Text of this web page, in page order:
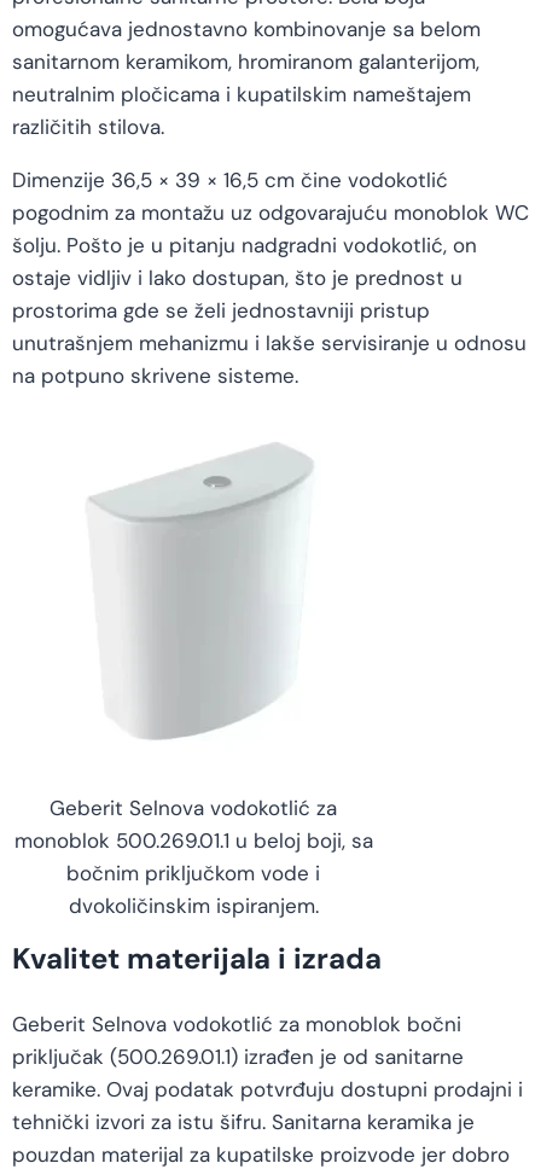
omogućava jednostavno kombinovanje sa belom
sanitarnom keramikom, hromiranom galanterijom,
neutralnim pločicama i kupatilskim nameštajem
različitih stilova.
Dimenzije 36,5 × 39 × 16,5 cm čine vodokotlić
pogodnim za montažu uz odgovarajuću monoblok WC
šolju. Pošto je u pitanju nadgradni vodokotlić, on
ostaje vidljiv i lako dostupan, što je prednost u
prostorima gde se želi jednostavniji pristup
unutrašnjem mehanizmu i lakše servisiranje u odnosu
na potpuno skrivene sisteme.
Geberit Selnova vodokotlić za
monoblok 500.269.01.1 u beloj boji, sa
bočnim priključkom vode i
dvokoličinskim ispiranjem.
Kvalitet materijala i izrada
Geberit Selnova vodokotlić za monoblok bočni
priključak (500.269.01.1) izrađen je od sanitarne
keramike. Ovaj podatak potvrđuju dostupni prodajni i
tehnički izvori za istu šifru. Sanitarna keramika je
pouzdan materijal za kupatilske proizvode jer dobro